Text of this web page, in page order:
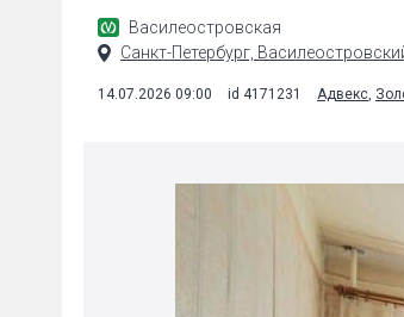
Василеостровская
Санкт-Петербург,
14.07.2026 09:00 id 4171231 Адвекс,